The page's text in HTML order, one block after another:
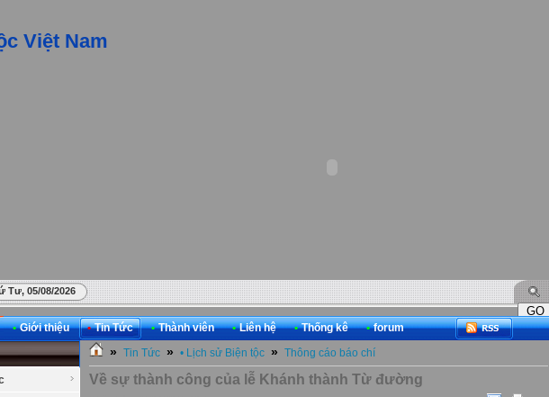
Việt Nam
Tư, 05/08/2026
• Giới thiệu • Tin Tức • Thành viên • Liên hệ • Thống kê • forum
» Tin Tức » • Lịch sử Biện tộc » Thông cáo báo chí
Về sự thành công của lễ Khánh thành Từ đường